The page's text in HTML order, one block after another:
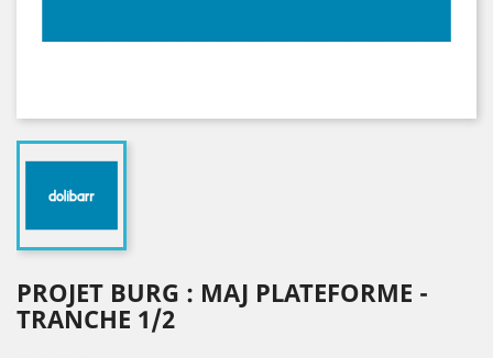
PROJET BURG : MAJ PLATEFORME -
TRANCHE 1/2